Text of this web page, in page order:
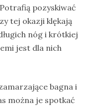
pozyskiwać
tej okazji klękają
nóg i krótkiej
jest dla nich
bagna i
można je spotkać